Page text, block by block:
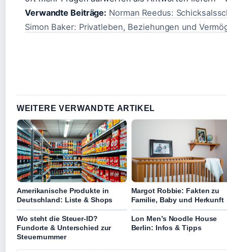
Verwandte Beiträge: Norman Reedus:
Simon Baker: Privatleben, Beziehungen und
WEITERE VERWANDTE ARTIKEL
Amerikanische Produkte in
Deutschland: Liste & Shops
Margot Robbie: Fakten zu
Familie, Baby und Herkunft
Wo steht die Steuer-ID?
Fundorte & Unterschied zur
Steuernummer
Lon Men’s Noodle House
Berlin: Infos & Tipps